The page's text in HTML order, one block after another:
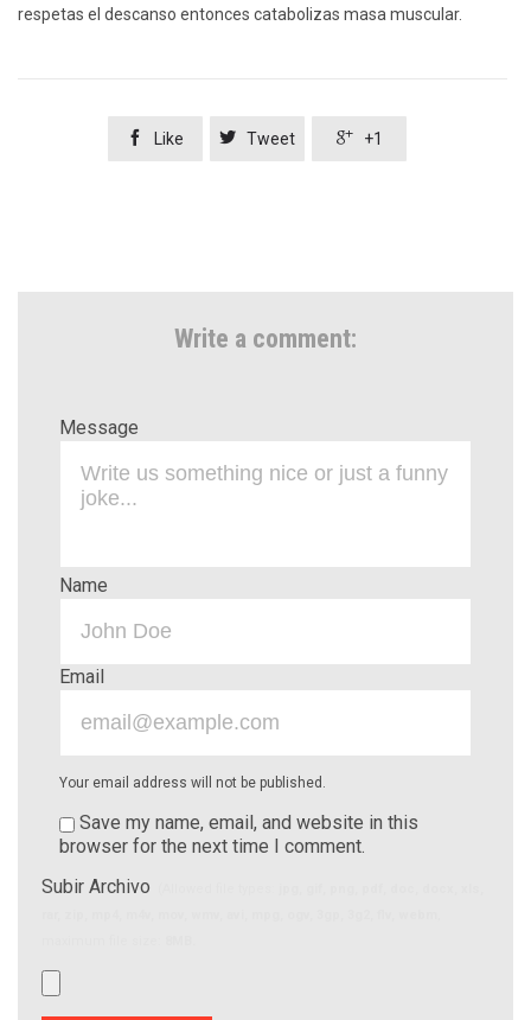
respetas el descanso entonces catabolizas masa muscular.
 Like  Tweet  +1
Write a comment:
Message
Name
Email
Your email address will not be published.
Save my name, email, and website in this
browser for the next time I comment.
Subir Archivo